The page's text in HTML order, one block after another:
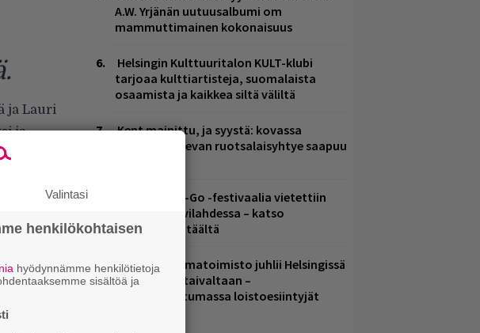
ja Lauri
ja
A.W. Yrjänän uutuusalbumi om
mammuttimainen kokonaisuus
Helsingin Kulttuuritalon KULT-klubi
tarjoaa kulttiartisteja, suomalaista
osaamista ja kaikkea siltä väliltä
Kent mainittu, ja syystä: kovassa
nosteessa olevan ruotsalaisyhtye saapuu
Jytäkesä Go-Go -festivaalia vietettiin
Helsingin Suvilahdessa – katso
kuvagalleria täältä
Mainio ohjelmatoimisto juhlii Helsingissä
10-vuotista taivaltaan –
ilmaistapahtumassa loistoesiintyjät
Valintasi
henkilökohtaisen
hyödynnämme henkilötietoja
sisältöä ja